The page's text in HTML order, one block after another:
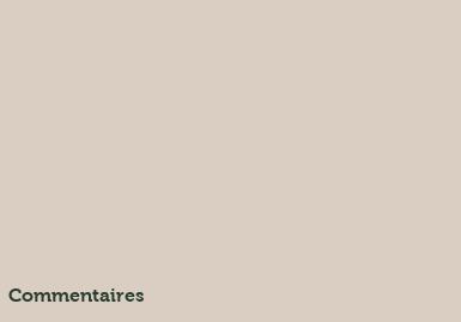
Commentaires